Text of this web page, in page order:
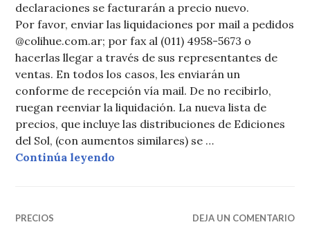
declaraciones se facturarán a precio nuevo.
Por favor, enviar las liquidaciones por mail a pedidos
@colihue.com.ar; por fax al (011) 4958-5673 o
hacerlas llegar a través de sus representantes de
ventas. En todos los casos, les enviarán un
conforme de recepción vía mail. De no recibirlo,
ruegan reenviar la liquidación. La nueva lista de
precios, que incluye las distribuciones de Ediciones
del Sol, (con aumentos similares) se …
Continúa leyendo
PRECIOS DEJA UN COMENTARIO